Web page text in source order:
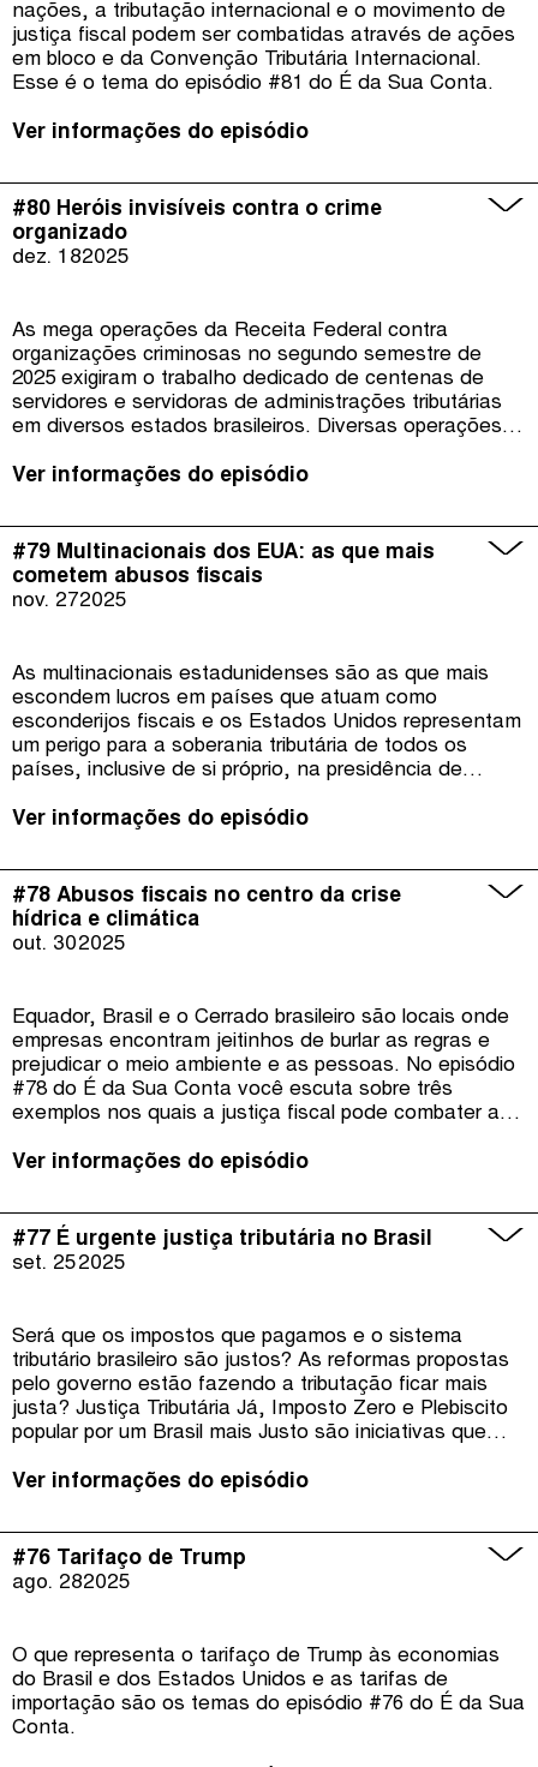
nações, a tributação internacional e o movimento de
justiça fiscal podem ser combatidas através de ações
em bloco e da Convenção Tributária Internacional.
Esse é o tema do episódio #81 do É da Sua Conta.
Ver informações do episódio
dez. 182025
#80 Heróis invisíveis contra o crime
organizado
As mega operações da Receita Federal contra
organizações criminosas no segundo semestre de
2025 exigiram o trabalho dedicado de centenas de
servidores e servidoras de administrações tributárias
em diversos estados brasileiros. Diversas operações
em investigação no setor de combustíveis. O papel de
crime organizado é o tema do episódio #80 do É da
Sua Conta.
Ver informações do episódio
nov. 272025
#79 Multinacionais dos EUA: as que mais
cometem abusos fiscais
As multinacionais estadunidenses são as que mais
escondem lucros em países que atuam como
esconderijos fiscais e os Estados Unidos representam
um perigo para a soberania tributária de todos os
países, inclusive de si próprio, na presidência de
relatório “Estado da Justiça Fiscal 2025” da Tax Justice
apontam o caminho: transparência, tributação unitária
e distribuição justa do direito de tributação passam
pela solução.
Ver informações do episódio
out. 302025
#78 Abusos fiscais no centro da crise
hídrica e climática
Equador, Brasil e o Cerrado brasileiro são locais onde
empresas encontram jeitinhos de burlar as regras e
prejudicar o meio ambiente e as pessoas. No episódio
#78 do É da Sua Conta você escuta sobre três
exemplos nos quais a justiça fiscal pode combater a
bem estar das pessoas.
Ver informações do episódio
set. 252025
#77 É urgente justiça tributária no Brasil
Será que os impostos que pagamos e o sistema
tributário brasileiro são justos? As reformas propostas
pelo governo estão fazendo a tributação ficar mais
justa? Justiça Tributária Já, Imposto Zero e Plebiscito
popular por um Brasil mais Justo são iniciativas que
para a aprovação do projeto de lei que faz com que os
até 5 mil reais fique isenta do imposto de renda.
Ver informações do episódio
ago. 282025
#76 Tarifaço de Trump
O que representa o tarifaço de Trump às economias
do Brasil e dos Estados Unidos e as tarifas de
importação são os temas do episódio #76 do É da Sua
Conta.